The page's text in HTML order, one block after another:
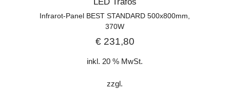
Infrarot-Panel BEST STANDARD 500x800mm,
370W
€231,80
inkl. 20 % MwSt.
zzgl.